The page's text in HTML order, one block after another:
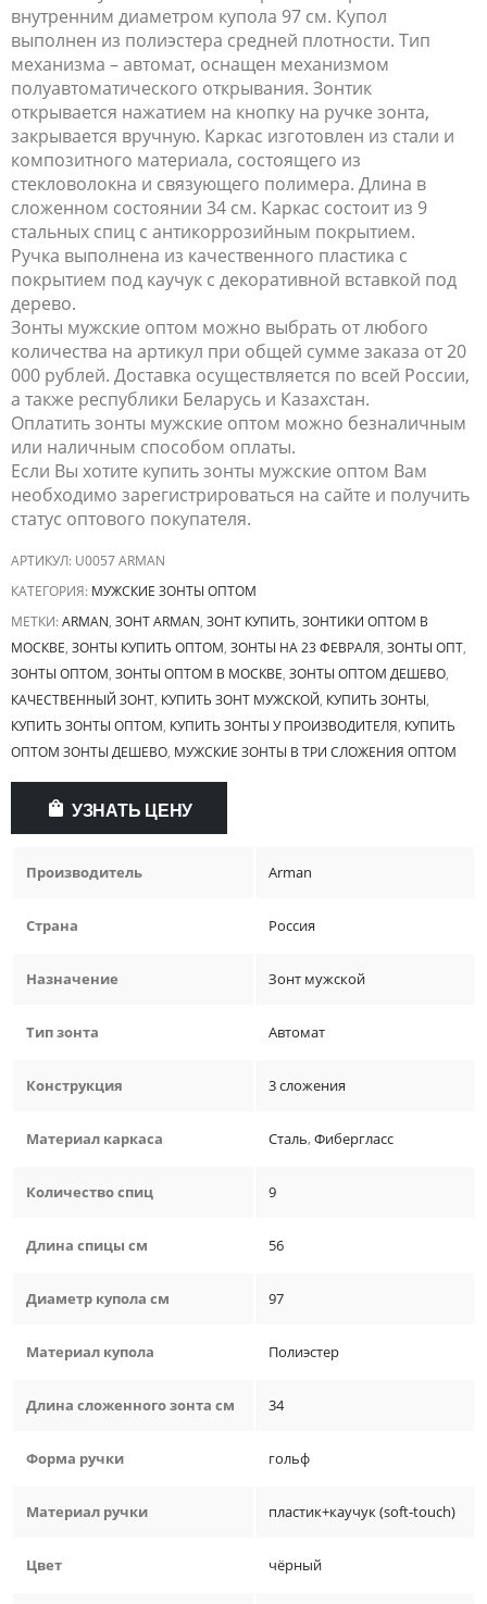
внутренним диаметром купола 97 см. Купол
выполнен из полиэстера средней плотности. Тип
механизма – автомат, оснащен механизмом
полуавтоматического открывания. Зонтик
открывается нажатием на кнопку на ручке зонта,
закрывается вручную. Каркас изготовлен из стали и
композитного материала, состоящего из
стекловолокна и связующего полимера. Длина в
сложенном состоянии 34 см. Каркас состоит из 9
стальных спиц с антикоррозийным покрытием.
Ручка выполнена из качественного пластика с
покрытием под каучук с декоративной вставкой под
дерево.
Зонты мужские оптом можно выбрать от любого
количества на артикул при общей сумме заказа от 20
000 рублей. Доставка осуществляется по всей России,
а также республики Беларусь и Казахстан.
Оплатить зонты мужские оптом можно безналичным
или наличным способом оплаты.
Если Вы хотите купить зонты мужские оптом Вам
необходимо зарегистрироваться на сайте и получить
статус оптового покупателя.
АРТИКУЛ: U0057 ARMAN
КАТЕГОРИЯ: МУЖСКИЕ ЗОНТЫ ОПТОМ
МЕТКИ:ARMAN, ЗОНТ ARMAN, ЗОНТ КУПИТЬ, ЗОНТИКИ ОПТОМ В
МОСКВЕ, ЗОНТЫ КУПИТЬ ОПТОМ, ЗОНТЫ НА 23 ФЕВРАЛЯ, ЗОНТЫ ОПТ,
ЗОНТЫ ОПТОМ, ЗОНТЫ ОПТОМ В МОСКВЕ, ЗОНТЫ ОПТОМ ДЕШЕВО,
КАЧЕСТВЕННЫЙ ЗОНТ, КУПИТЬ ЗОНТ МУЖСКОЙ, КУПИТЬ ЗОНТЫ,
КУПИТЬ ЗОНТЫ ОПТОМ, КУПИТЬ ЗОНТЫ У ПРОИЗВОДИТЕЛЯ, КУПИТЬ
ОПТОМ ЗОНТЫ ДЕШЕВО, МУЖСКИЕ ЗОНТЫ В ТРИ СЛОЖЕНИЯ ОПТОМ
УЗНАТЬ ЦЕНУ
Производитель Arman
Страна Россия
Назначение Зонт мужской
Тип зонта Автомат
Конструкция 3 сложения
Материал каркаса Сталь,Фибергласс
Количество спиц 9
Длина спицы см 56
Диаметр купола см 97
Материал купола Полиэстер
Длина сложенного зонта см 34
Форма ручки гольф
Материал ручки пластик+каучук (soft-touch)
Цвет чёрный